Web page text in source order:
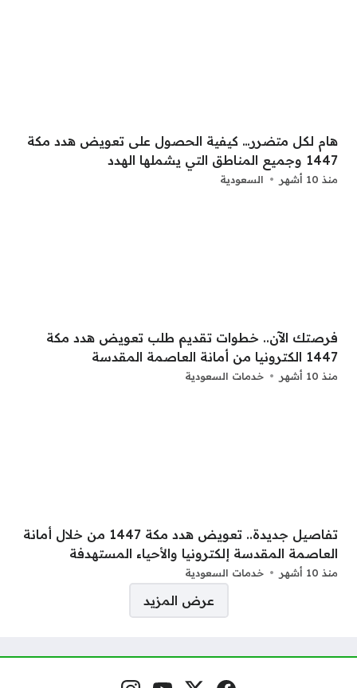
هام لكل متضرر… كيفية الحصول على تعويض هدد مكة
1447 وجميع المناطق التي يشملها الهدد
منذ 10 أشهر السعودية
فرصتك الآن.. خطوات تقديم طلب تعويض هدد مكة
1447 الكترونيا من أمانة العاصمة المقدسة
منذ 10 أشهر خدمات السعودية
تفاصيل جديدة.. تعويض هدد مكة 1447 من خلال أمانة
العاصمة المقدسة إلكترونيا والأحياء المستهدفة
منذ 10 أشهر خدمات السعودية
عرض المزيد